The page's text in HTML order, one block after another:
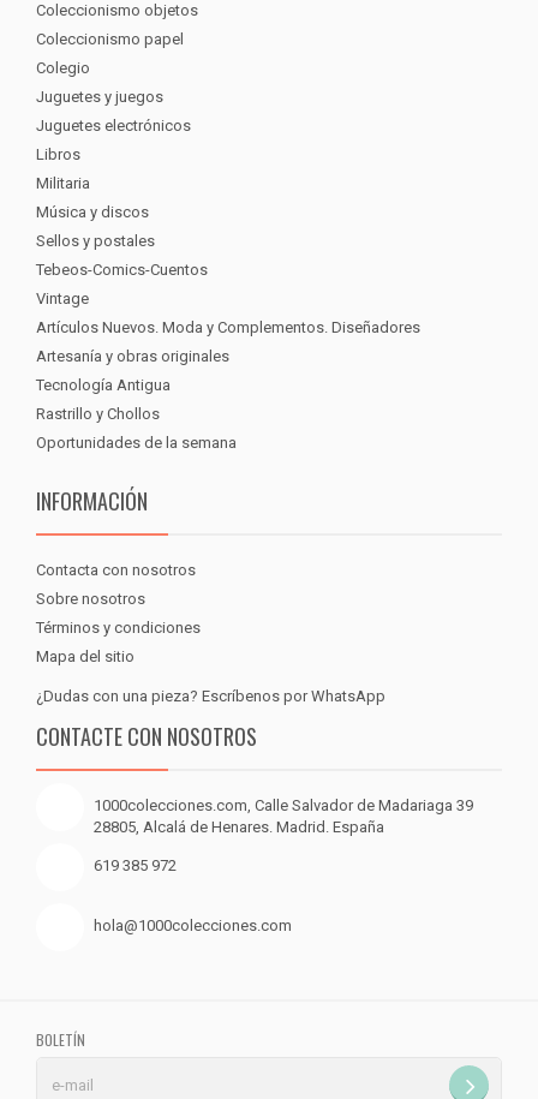
Coleccionismo objetos
Coleccionismo papel
Colegio
Juguetes y juegos
Juguetes electrónicos
Libros
Militaria
Música y discos
Sellos y postales
Tebeos-Comics-Cuentos
Vintage
Artículos Nuevos. Moda y Complementos. Diseñadores
Artesanía y obras originales
Tecnología Antigua
Rastrillo y Chollos
Oportunidades de la semana
INFORMACIÓN
Contacta con nosotros
Sobre nosotros
Términos y condiciones
Mapa del sitio
¿Dudas con una pieza? Escríbenos por WhatsApp
CONTACTE CON NOSOTROS
1000colecciones.com, Calle Salvador de Madariaga 39
28805, Alcalá de Henares. Madrid. España
619 385 972
hola@1000colecciones.com
BOLETÍN